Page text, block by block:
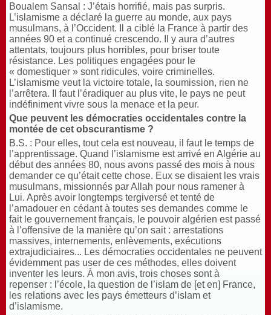
Boualem Sansal : J’étais horrifié, mais pas surpris.
L’islamisme a déclaré la guerre au monde, aux pays
musulmans, à l’Occident. Il a ciblé la France à partir des
années 90 et a continué crescendo. Il y aura d’autres
attentats, toujours plus horribles, pour briser toute
résistance. Les politiques engagées pour le
« domestiquer » sont ridicules, voire criminelles.
L’islamisme veut la victoire totale, la soumission, rien ne
l’arrêtera. Il faut l’éradiquer au plus vite, le pays ne peut
indéfiniment vivre sous la menace et la peur.
Que peuvent les démocraties occidentales contre la
montée de cet obscurantisme ?
B.S. : Pour elles, tout cela est nouveau, il faut le temps de
l’apprentissage. Quand l’islamisme est arrivé en Algérie au
début des années 80, nous avons passé des mois à nous
demander ce qu’était cette chose. Eux se disaient les vrais
musulmans, missionnés par Allah pour nous ramener à
Lui. Après avoir longtemps tergiversé et tenté de
l’amadouer en cédant à toutes ses demandes comme le
fait le gouvernement français, le pouvoir algérien est passé
à l’offensive de la manière qu’on sait : arrestations
massives, internements, enlèvements, exécutions
extrajudiciaires... Les démocraties occidentales ne peuvent
évidemment pas user de ces méthodes, elles doivent
inventer les leurs. À mon avis, trois choses sont à
repenser : l’école, la question de l’islam de [et en] France,
les relations avec les pays émetteurs d’islam et
d’islamisme.